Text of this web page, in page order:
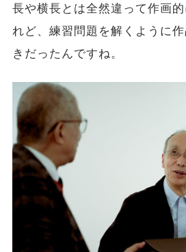
長や横長とは全然違って作画
れど、練習問題を解くように
きだったんですね。